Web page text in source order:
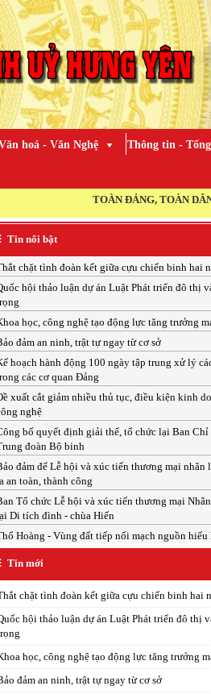
hoá - Văn Nghệ Thông tin -
TOÀN ĐẢNG, TOÀN DÂN, TOÀN
Tin nổi bật
chặt tình đoàn kết giữa cựu chiến binh hai
hội thảo luận dự án Luật Phát triển đô thị
học, công nghệ tạo động lực tăng trưởng
đảm an ninh, trật tự ngay từ cơ sở
hoạch hành động 100 ngày tập trung xử lý
các cơ quan Đảng
xuất cắt giảm nhiều thủ tục, điều kiện kinh
nghệ
bố quyết định giải thể, tổ chức lại Ban
đoàn Bộ binh
đảm để Lễ hội và xúc tiến thương mại nhãn
an toàn, thành công
Tổ chức Lễ hội và xúc tiến thương mại
Di tích đình - chùa Hiến
Hoàng - Vùng đất tiếp nối mạch nguồn hiếu
Tin mới
chặt tình đoàn kết giữa cựu chiến binh hai
hội thảo luận dự án Luật Phát triển đô thị
học, công nghệ tạo động lực tăng trưởng
đảm an ninh, trật tự ngay từ cơ sở